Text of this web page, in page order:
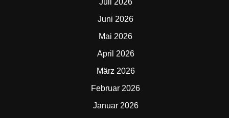
Juli 2026
Juni 2026
Mai 2026
April 2026
März 2026
Februar 2026
Januar 2026